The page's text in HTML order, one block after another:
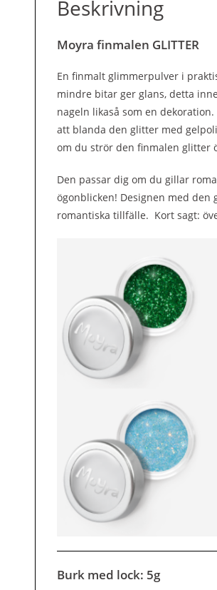
Beskrivning
Moyra finmalen GLITTER
En finmalt glimmerpulver i
mindre bitar ger glans, detta
nageln likaså som en
att blanda den glitter med
om du strör den finmalen glitter
Den passar dig om du gillar
ögonblicken! Designen med den
romantiska tillfälle. Kort sagt:
Burk med lock: 5g